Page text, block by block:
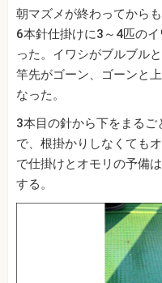
朝マズメが終わってから
6本針仕掛けに3～4匹の
った。イワシがブルブル
竿先がゴーン、ゴーンと
なった。
3本目の針から下をまる
で、根掛かりしなくても
で仕掛けとオモリの予備
する。